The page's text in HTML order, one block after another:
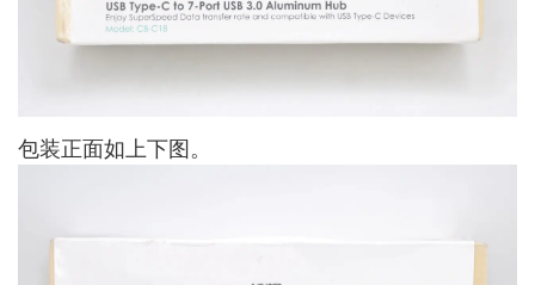
包装正面如上下图。